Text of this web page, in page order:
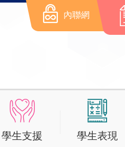
內聯網
學生支援 學生表現